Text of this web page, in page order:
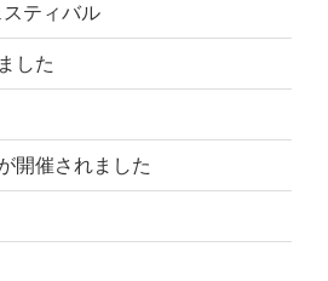
ティバル
した
開催されました